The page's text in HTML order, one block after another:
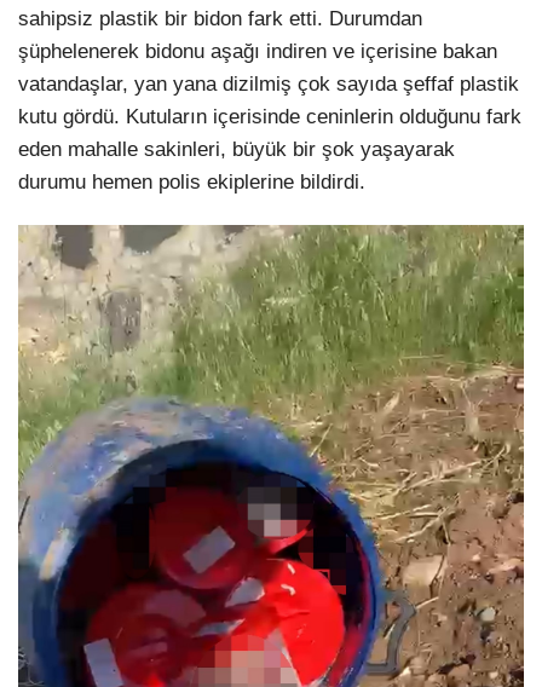
sahipsiz plastik bir bidon fark etti. Durumdan
şüphelenerek bidonu aşağı indiren ve içerisine bakan
vatandaşlar, yan yana dizilmiş çok sayıda şeffaf plastik
kutu gördü. Kutuların içerisinde ceninlerin olduğunu fark
eden mahalle sakinleri, büyük bir şok yaşayarak
durumu hemen polis ekiplerine bildirdi.